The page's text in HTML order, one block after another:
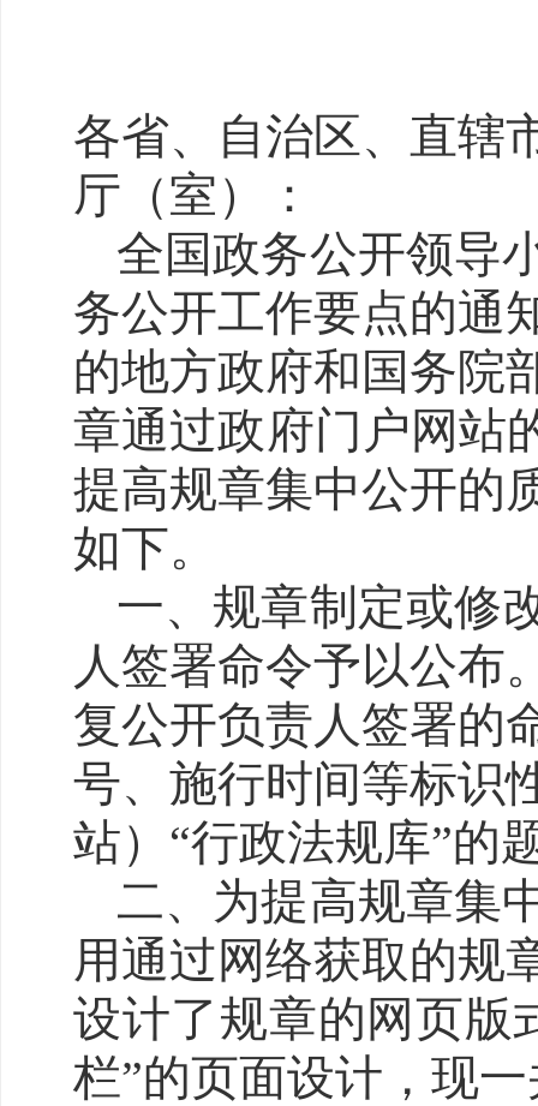
各省、自治区、直辖
厅（室）：
全国政务公开领导
务公开工作要点的通
的地方政府和国务院
章通过政府门户网站
提高规章集中公开的
如下。
一、规章制定或修
人签署命令予以公布
复公开负责人签署的
号、施行时间等标识
站）“行政法规库”的
二、为提高规章集
用通过网络获取的规
设计了规章的网页版
栏”的页面设计，现